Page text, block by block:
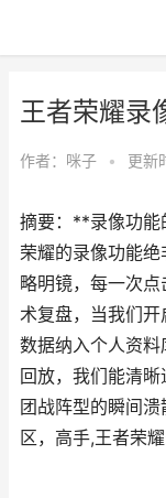
王者荣耀录
作者： 咪子 • 更新
摘要：**录像功能
荣耀的录像功能
略明镜，每一次
术复盘，当我们
数据纳入个人资
回放，我们能清
团战阵型的瞬间
区，高手,王者荣